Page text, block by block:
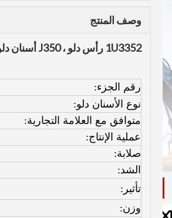
وصف المنتج
1U3352 رأس دلو ، J350 أسنان دلو مزورة ، سن دلو حفار ، نقطة سن إزميل الصخور E320
رقم الجزء:
نوع الأسنان دلو:
متوافق مع العلامة التجارية:
عملية الإنتاج:
صلابة:
الشد:
تأثير:
وزن: